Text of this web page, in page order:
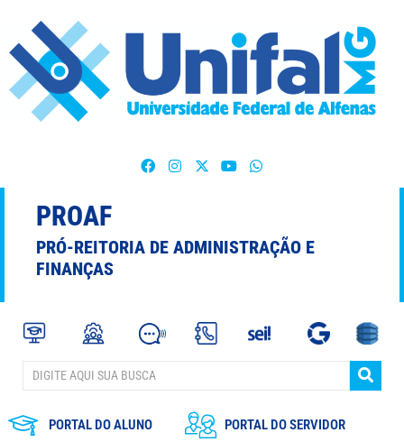
PROAF
PRÓ-REITORIA DE ADMINISTRAÇÃO E
FINANÇAS
PORTAL DO ALUNO PORTAL DO SERVIDOR